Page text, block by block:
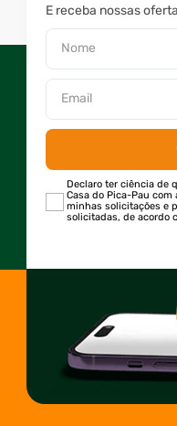
E receba nossas
Declaro ter ciência de
Casa do Pica-Pau
minhas solicitações e
solicitadas, de acordo